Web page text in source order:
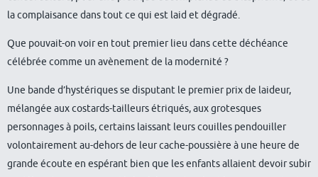
la complaisance dans tout ce qui est laid et dégradé.
Que pouvait-on voir en tout premier lieu dans cette déchéance
célébrée comme un avènement de la modernité ?
Une bande d’hystériques se disputant le premier prix de laideur,
mélangée aux costards-tailleurs étriqués, aux grotesques
personnages à poils, certains laissant leurs couilles pendouiller
volontairement au-dehors de leur cache-poussière à une heure de
grande écoute en espérant bien que les enfants allaient devoir subir